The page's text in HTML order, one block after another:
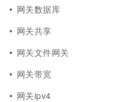
网关数据库
网关共享
网关文件网关
网关带宽
网关ipv4